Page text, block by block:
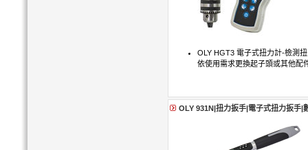
OLY HGT3 電子式扭力計-檢測
依使用需求更換起子頭或其他配
OLY 931N|扭力扳手|電子式扭力扳手|